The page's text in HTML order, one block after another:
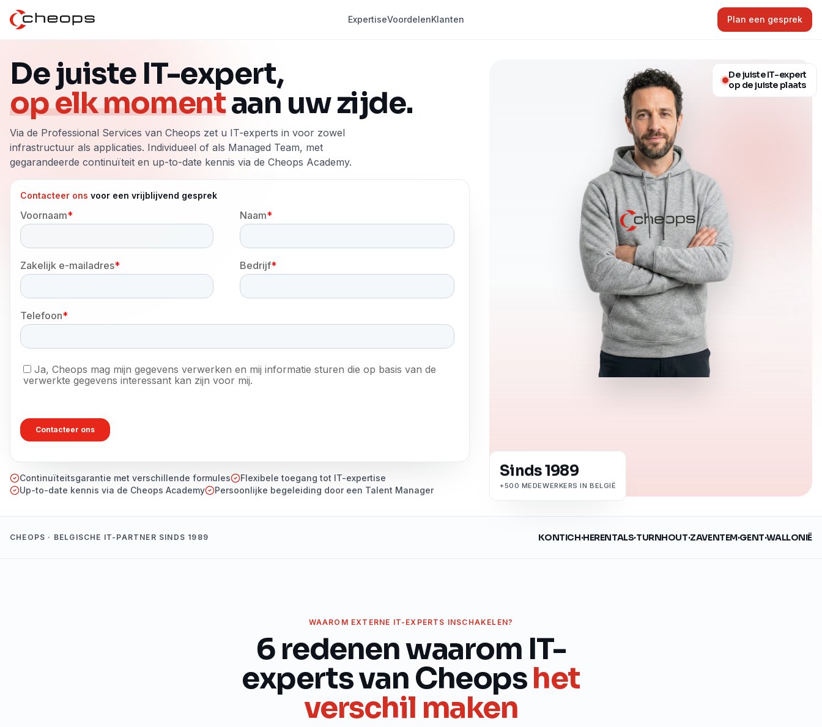
ExpertiseVoordelenKlanten Plan een gesprek
De juiste IT-expert,
op elk momentaan uw zijde.
Via de Professional Services van Cheops zet u IT-experts in voor zowel
infrastructuur als applicaties. Individueel of als Managed Team, met
gegarandeerde continuïteit en up-to-date kennis via de Cheops Academy.
Contacteer ons voor een vrijblijvend gesprek
Continuïteitsgarantie met verschillende formules
Flexibele toegang tot IT-expertise
Up-to-date kennis via de Cheops Academy
Persoonlijke begeleiding door een Talent Manager
De juiste IT-expert
op de juiste plaats
Sinds 1989
+500 MEDEWERKERS IN BELGIË
CHEOPS · BELGISCHE IT-PARTNER SINDS 1989 KONTICH·HERENTALS·TURNHOUT·ZAVENTEM·GENT·WALLONIË
WAAROM EXTERNE IT-EXPERTS INSCHAKELEN?
6 redenen waarom IT-
experts van Cheopshet
verschil maken